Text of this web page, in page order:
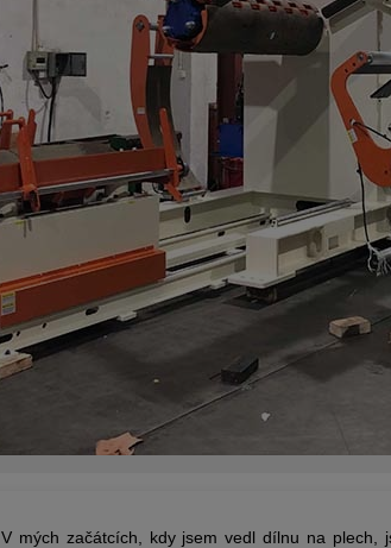
V mých začátcích, kdy jsem vedl dílnu na plech,